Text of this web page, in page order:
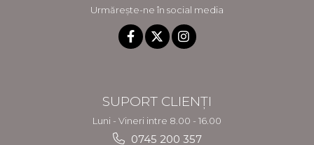
Urmărește-ne în social media
SUPORT CLIENȚI
Luni - Vineri intre 8.00 - 16.00
0745 200 357